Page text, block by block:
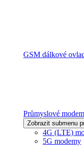
GSM dálkové
Průmyslové
Zobrazit submenu
4G (LTE)
5G modemy